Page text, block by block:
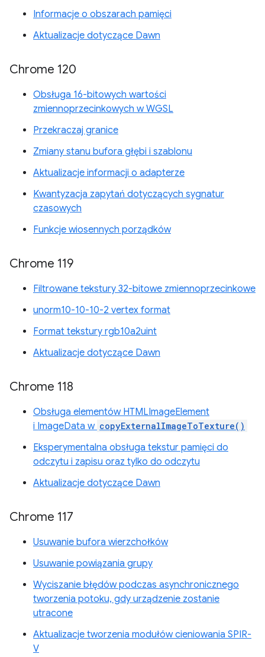
Informacje o obszarach pamięci
Aktualizacje dotyczące Dawn
Chrome 120
Obsługa 16-bitowych wartości
zmiennoprzecinkowych w WGSL
Przekraczaj granice
Zmiany stanu bufora głębi i szablonu
Aktualizacje informacji o adapterze
Kwantyzacja zapytań dotyczących sygnatur
czasowych
Funkcje wiosennych porządków
Chrome 119
Filtrowane tekstury 32-bitowe zmiennoprzecinkowe
unorm10-10-10-2 vertex format
Format tekstury rgb10a2uint
Aktualizacje dotyczące Dawn
Chrome 118
Obsługa elementów HTMLImageElement
i ImageData w copyExternalImageToTexture()
Eksperymentalna obsługa tekstur pamięci do
odczytu i zapisu oraz tylko do odczytu
Aktualizacje dotyczące Dawn
Chrome 117
Usuwanie bufora wierzchołków
Usuwanie powiązania grupy
Wyciszanie błędów podczas asynchronicznego
tworzenia potoku, gdy urządzenie zostanie
utracone
Aktualizacje tworzenia modułów cieniowania SPIR-
V